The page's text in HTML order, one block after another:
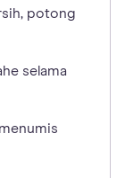
potong
selama